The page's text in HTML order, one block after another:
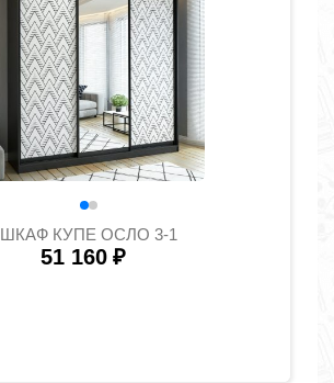
ШКАФ КУПЕ ОСЛО 3-1
51 160 ₽